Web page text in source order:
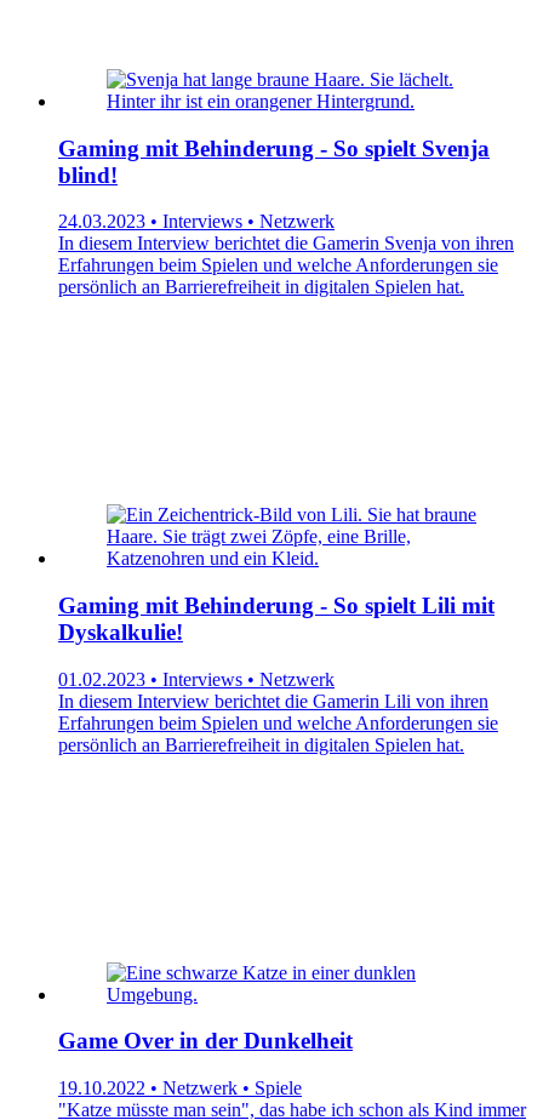
Gaming mit Behinderung - So spielt Svenja
blind!
24.03.2023 • Interviews • Netzwerk
In diesem Interview berichtet die Gamerin Svenja von ihren
Erfahrungen beim Spielen und welche Anforderungen sie
persönlich an Barrierefreiheit in digitalen Spielen hat.
Gaming mit Behinderung - So spielt Lili mit
Dyskalkulie!
01.02.2023 • Interviews • Netzwerk
In diesem Interview berichtet die Gamerin Lili von ihren
Erfahrungen beim Spielen und welche Anforderungen sie
persönlich an Barrierefreiheit in digitalen Spielen hat.
Game Over in der Dunkelheit
19.10.2022 • Netzwerk • Spiele
"Katze müsste man sein", das habe ich schon als Kind immer